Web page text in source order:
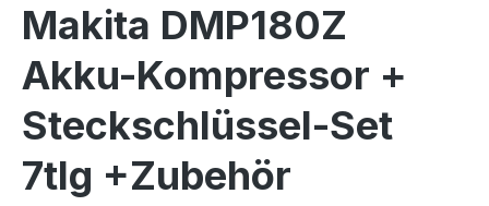
Makita DMP180Z
Akku-Kompressor +
Steckschlüssel-Set
7tlg +Zubehör